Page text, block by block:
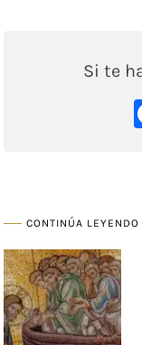
Si te
CONTINÚA LEYENDO